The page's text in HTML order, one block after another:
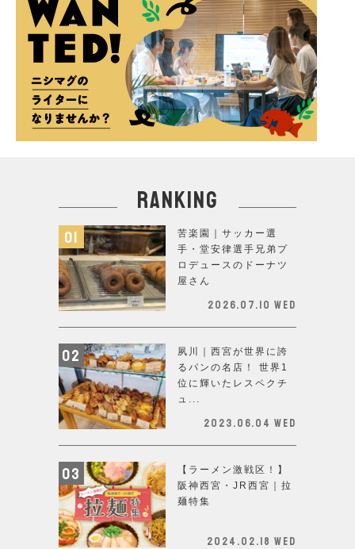
ranking
苦楽園｜サッカー選
手・堂安律選手兄弟プ
ロデュースのドーナツ
屋さん
2026.07.10 Wed
夙川｜西宮が世界に誇
るパンの名店！ 世界1
位に輝いたレスペクチ
ュ...
2023.06.04 Wed
【ラーメン激戦区！】
阪神西宮・JR西宮｜拉
麺特集
2024.02.18 Wed